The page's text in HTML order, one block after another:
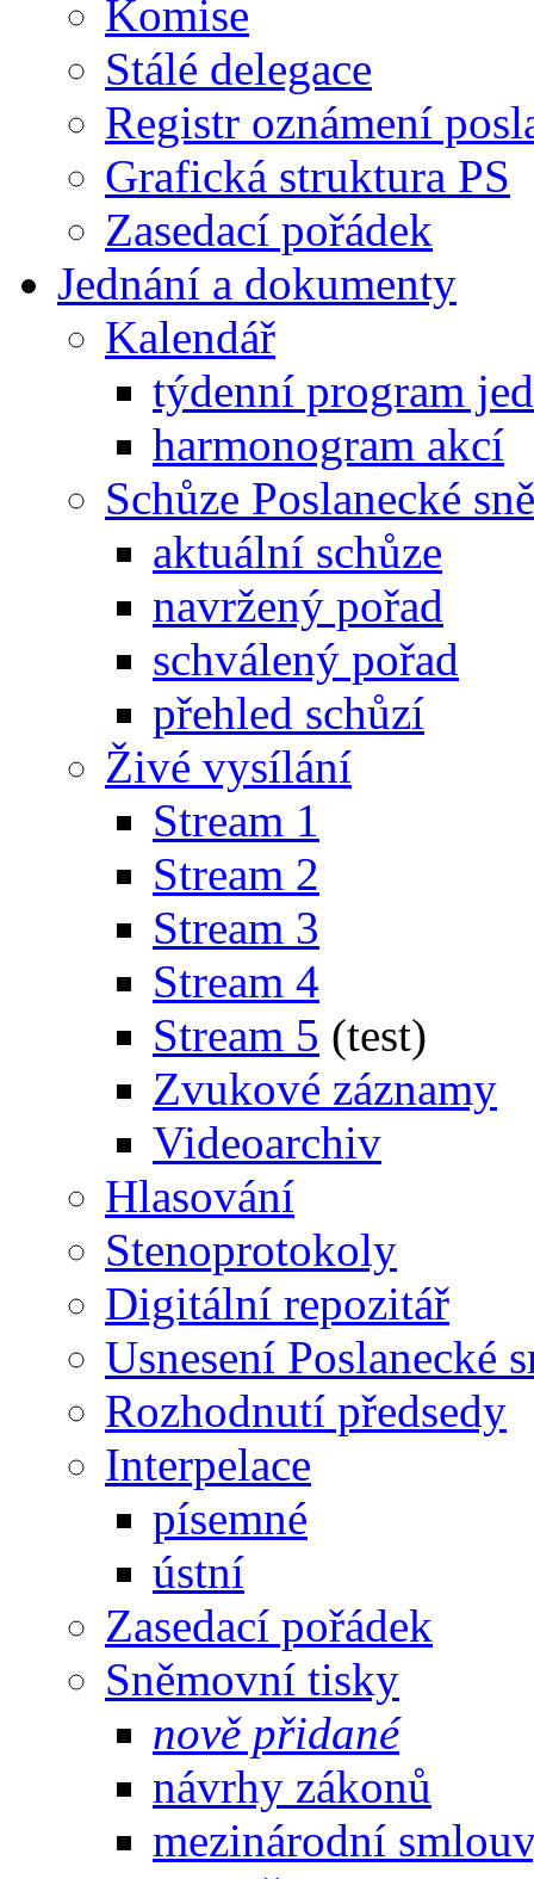
Komise
Stálé delegace
Registr oznámení
Grafická struktura PS
Zasedací pořádek
Jednání a dokumenty
Kalendář
týdenní program
harmonogram akcí
Schůze Poslanecké
aktuální schůze
navržený pořad
schválený pořad
přehled schůzí
Živé vysílání
Stream 1
Stream 2
Stream 3
Stream 4
Stream 5 (test)
Zvukové záznamy
Videoarchiv
Hlasování
Stenoprotokoly
Digitální repozitář
Usnesení Poslanecké
Rozhodnutí předsedy
Interpelace
písemné
ústní
Zasedací pořádek
Sněmovní tisky
nově přidané
návrhy zákonů
mezinárodní